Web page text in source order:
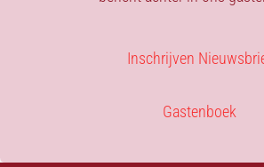
Inschrijven
Gastenboek